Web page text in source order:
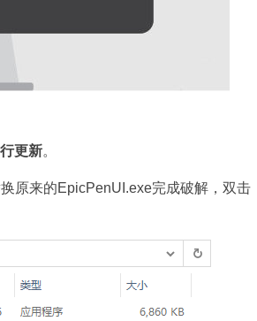
更新。
原来的EpicPenUI.exe完成破解，双击